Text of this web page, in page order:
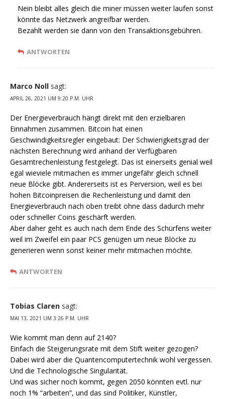
Nein bleibt alles gleich die miner müssen weiter laufen sonst
könnte das Netzwerk angreifbar werden.
Bezahlt werden sie dann von den Transaktionsgebühren.
ANTWORTEN
Marco Noll sagt:
APRIL 26, 2021 UM 9:20 P.M. UHR
Der Energieverbrauch hängt direkt mit den erzielbaren
Einnahmen zusammen. Bitcoin hat einen
Geschwindigkeitsregler eingebaut: Der Schwierigkeitsgrad der
nächsten Berechnung wird anhand der Verfügbaren
Gesamtrechenleistung festgelegt. Das ist einerseits genial weil
egal wieviele mitmachen es immer ungefähr gleich schnell
neue Blöcke gibt. Andererseits ist es Perversion, weil es bei
hohen Bitcoinpreisen die Rechenleistung und damit den
Energieverbrauch nach oben treibt ohne dass dadurch mehr
oder schneller Coins geschärft werden.
Aber daher geht es auch nach dem Ende des Schürfens weiter
weil im Zweifel ein paar PCS genügen um neue Blöcke zu
generieren wenn sonst keiner mehr mitmachen möchte.
ANTWORTEN
Tobias Claren sagt:
MAI 13, 2021 UM 3:26 P.M. UHR
Wie kommt man denn auf 2140?
Einfach die Steigerungsrate mit dem Stift weiter gezogen?
Dabei wird aber die Quantencomputertechnik wohl vergessen.
Und die Technologische Singularität.
Und was sicher noch kommt, gegen 2050 könnten evtl. nur
noch 1% “arbeiten”, und das sind Politiker, Künstler,